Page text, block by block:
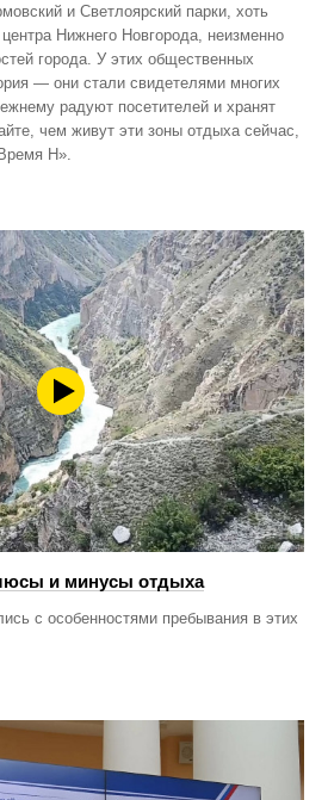
и Светлоярский парки, хоть
Нижнего Новгорода, неизменно
города. У этих общественных
— они стали свидетелями многих
радуют посетителей и хранят
чем живут эти зоны отдыха сейчас,
Н».
и минусы отдыха
с особенностями пребывания в этих